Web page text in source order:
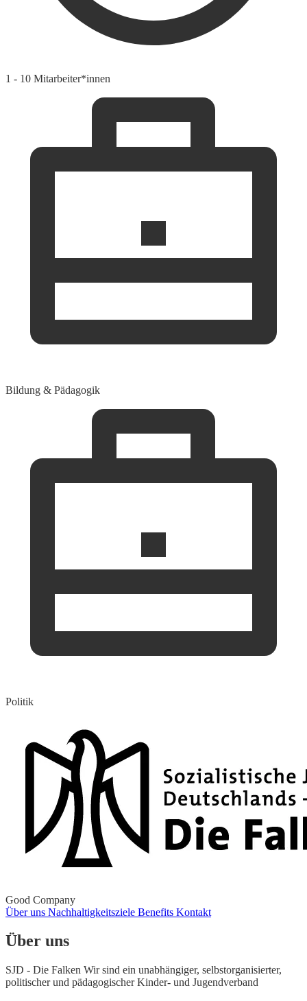
1 - 10 Mitarbeiter*innen
Bildung & Pädagogik
Politik
Good Company
Über uns Nachhaltigkeitsziele Benefits Kontakt
Über uns
SJD - Die Falken Wir sind ein unabhängiger, selbstorganisierter,
politischer und pädagogischer Kinder- und Jugendverband